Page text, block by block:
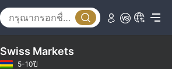
Swiss Markets
5-10ปี